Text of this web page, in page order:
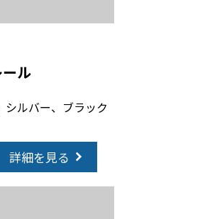
ル
シルバー、ブラック
詳細を見る